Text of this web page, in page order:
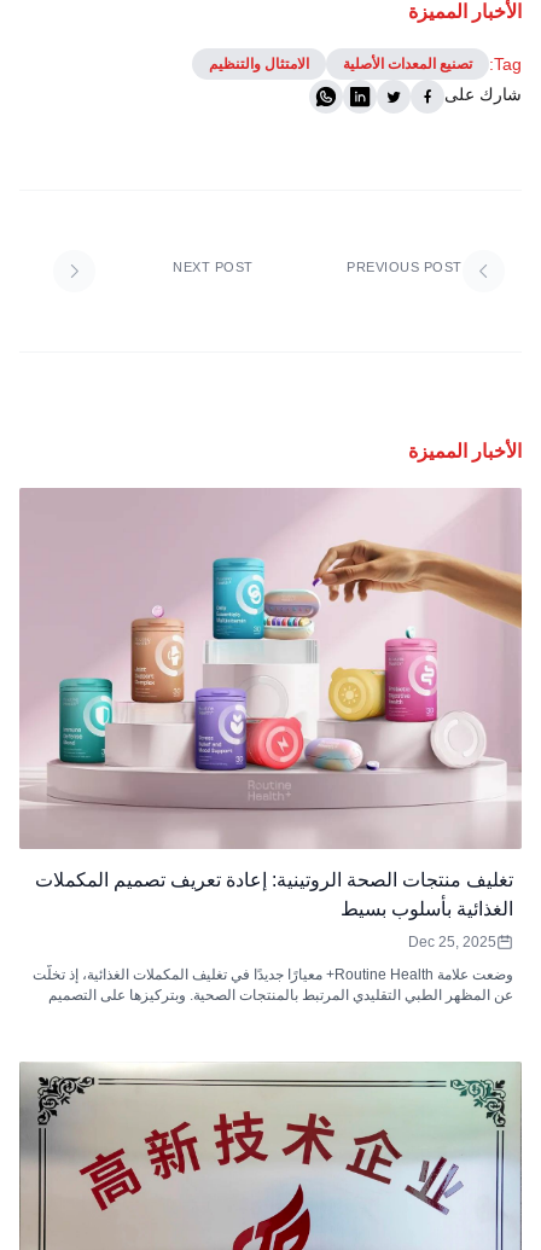
الأخبار المميزة
Tag: تصنيع المعدات الأصلية الامتثال والتنظيم
شارك على
PREVIOUS POST
NEXT POST
الأخبار المميزة
تغليف منتجات الصحة الروتينية: إعادة تعريف تصميم المكملات
الغذائية بأسلوب بسيط
Dec 25, 2025
وضعت علامة Routine Health+ معيارًا جديدًا في تغليف المكملات الغذائية، إذ تخلّت
عن المظهر الطبي التقليدي المرتبط بالمنتجات الصحية. وبتركيزها على التصميم
العملاء ويدعم التوسع المستقبلي.